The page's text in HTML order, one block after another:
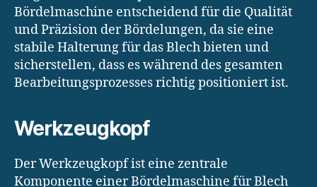
Bördelmaschine entscheidend für die Qualität
und Präzision der Bördelungen, da sie eine
stabile Halterung für das Blech bieten und
sicherstellen, dass es während des gesamten
Bearbeitungsprozesses richtig positioniert ist.
Werkzeugkopf
Der Werkzeugkopf ist eine zentrale
Komponente einer Bördelmaschine für Blech